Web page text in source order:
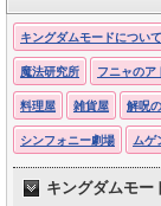
キングダムモードについて
魔法研究所 フニャのア
料理屋 雑貨屋 解呪
シンフォニー劇場 ムゲ
キングダムモー